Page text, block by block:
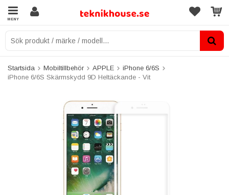
MENY
Startsida Mobiltillbehör APPLE
iPhone 6/6S
iPhone 6/6S Skärmskydd 9D Heltäckande - Vit